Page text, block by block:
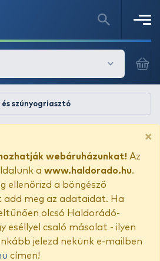
szúnyogriasztó
×
webáruházunkat! Az
a www.haldorado.hu.
ellenőrizd a böngésző
meg az adataidat. Ha
olcsó Haldorádó-
eséllyel csaló másolat - ilyen
jelezd nekünk e-mailben
címen!